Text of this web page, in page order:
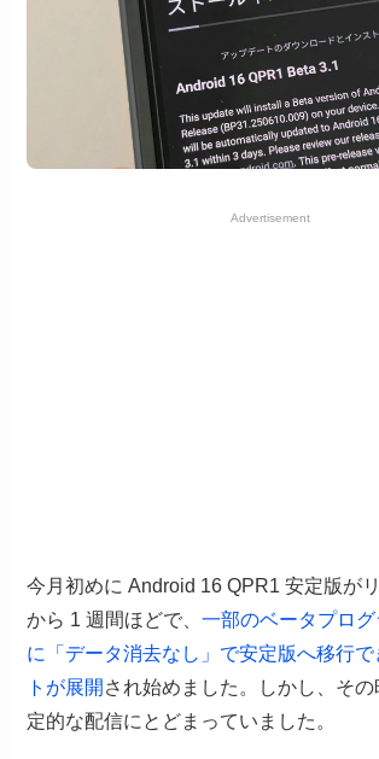
Advertisement
今月初めに Android 16 QPR1 安定版が
から 1 週間ほどで、一部のベータプロ
に「データ消去なし」で安定版へ移行
トが展開 され始めました。しかし、そ
定的な配信にとどまっていました。